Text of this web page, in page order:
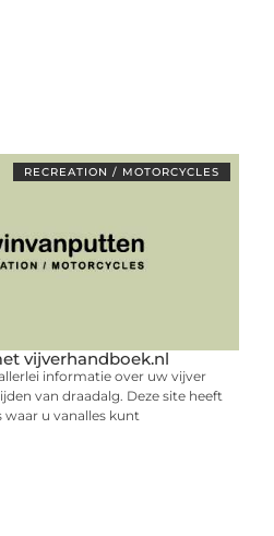
RECREATION / MOTORCYCLES
vijverhandboek.nl
informatie over uw vijver
van draadalg. Deze site heeft
u vanalles kunt